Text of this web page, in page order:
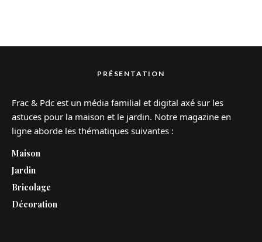
PRÉSENTATION
Frac & Pdc est un média familial et digital axé sur les
astuces pour la maison et le jardin. Notre magazine en
ligne aborde les thématiques suivantes :
Maison
Jardin
Bricolage
Décoration